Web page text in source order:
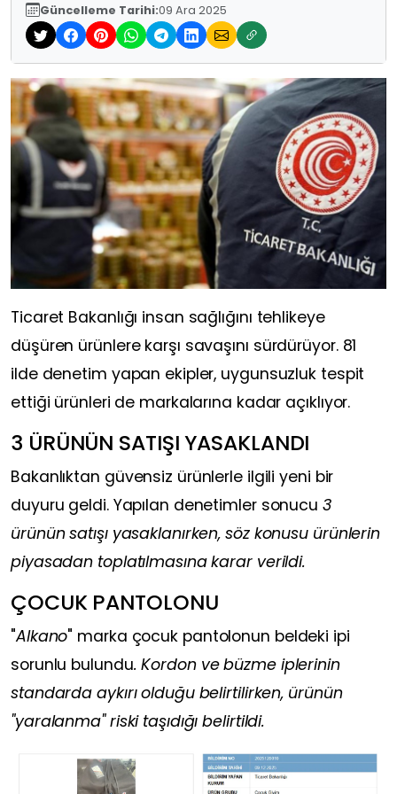
Güncelleme Tarihi:09 Ara 2025
Ticaret Bakanlığı insan sağlığını tehlikeye
düşüren ürünlere karşı savaşını sürdürüyor. 81
ilde denetim yapan ekipler, uygunsuzluk tespit
ettiği ürünleri de markalarına kadar açıklıyor.
3 ÜRÜNÜN SATIŞI YASAKLANDI
Bakanlıktan güvensiz ürünlerle ilgili yeni bir
duyuru geldi. Yapılan denetimler sonucu 3
ürünün satışı yasaklanırken, söz konusu ürünlerin
piyasadan toplatılmasına karar verildi.
ÇOCUK PANTOLONU
"Alkano" marka çocuk pantolonun beldeki ipi
sorunlu bulundu. Kordon ve büzme iplerinin
standarda aykırı olduğu belirtilirken, ürünün
"yaralanma" riski taşıdığı belirtildi.